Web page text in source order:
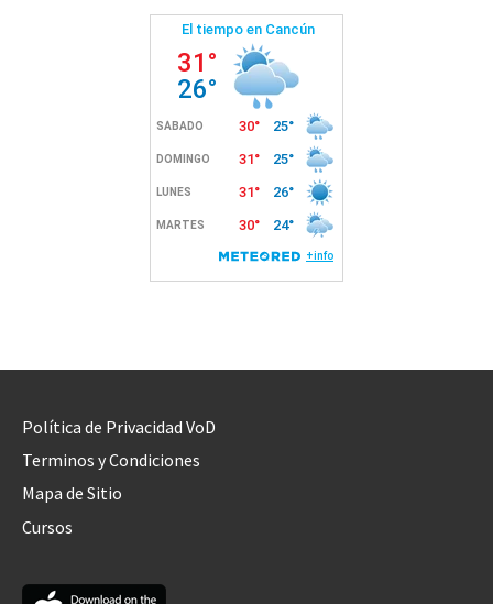
Política de Privacidad VoD
Terminos y Condiciones
Mapa de Sitio
Cursos